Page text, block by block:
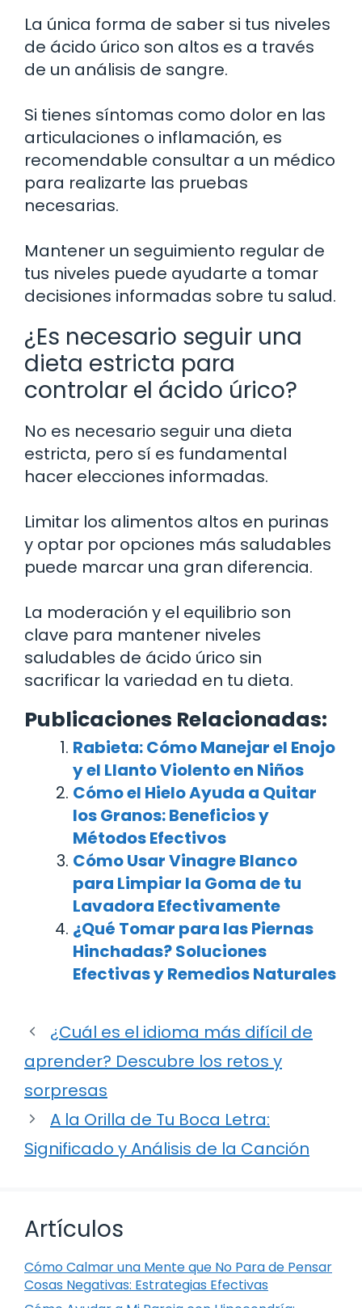
La única forma de saber si tus niveles
de ácido úrico son altos es a través
de un análisis de sangre.
Si tienes síntomas como dolor en las
articulaciones o inflamación, es
recomendable consultar a un médico
para realizarte las pruebas
necesarias.
Mantener un seguimiento regular de
tus niveles puede ayudarte a tomar
decisiones informadas sobre tu salud.
¿Es necesario seguir una
dieta estricta para
controlar el ácido úrico?
No es necesario seguir una dieta
estricta, pero sí es fundamental
hacer elecciones informadas.
Limitar los alimentos altos en purinas
y optar por opciones más saludables
puede marcar una gran diferencia.
La moderación y el equilibrio son
clave para mantener niveles
saludables de ácido úrico sin
sacrificar la variedad en tu dieta.
Publicaciones Relacionadas:
Rabieta: Cómo Manejar el Enojo
y el Llanto Violento en Niños
Cómo el Hielo Ayuda a Quitar
los Granos: Beneficios y
Métodos Efectivos
Cómo Usar Vinagre Blanco
para Limpiar la Goma de tu
Lavadora Efectivamente
¿Qué Tomar para las Piernas
Hinchadas? Soluciones
Efectivas y Remedios Naturales
¿Cuál es el idioma más difícil de
aprender? Descubre los retos y
sorpresas
A la Orilla de Tu Boca Letra:
Significado y Análisis de la Canción
Artículos
Cómo Calmar una Mente que No Para de Pensar
Cosas Negativas: Estrategias Efectivas